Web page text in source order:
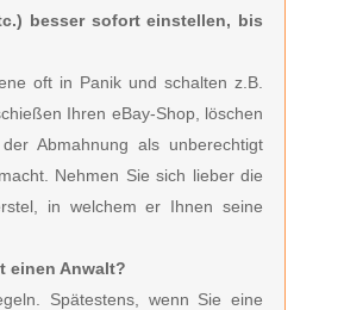
besser sofort einstellen, bis
oft in Panik und schalten z.B.
Ihren eBay-Shop, löschen
Abmahnung als unberechtigt
Nehmen Sie sich lieber die
in welchem er Ihnen seine
einen Anwalt?
Spätestens, wenn Sie eine